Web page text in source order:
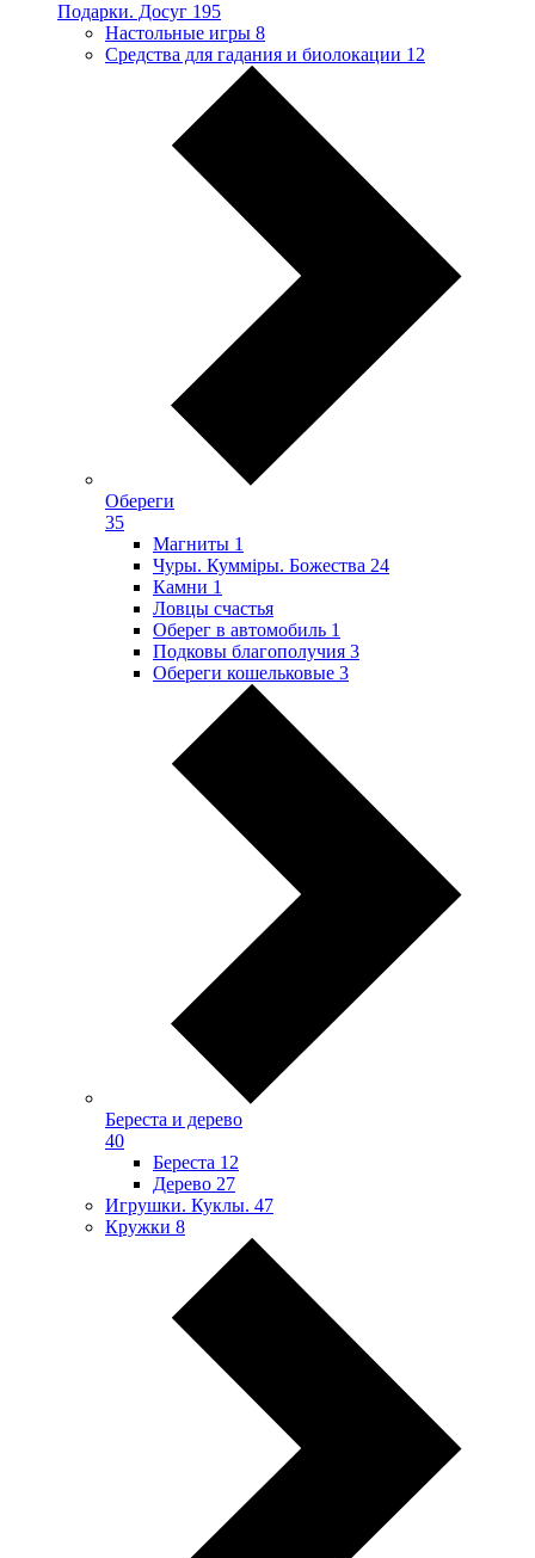
Подарки. Досуг 195
Настольные игры 8
Средства для гадания и биолокации 12
Обереги
35
Магниты 1
Чуры. Куммiры. Божества 24
Камни 1
Ловцы счастья
Оберег в автомобиль 1
Подковы благополучия 3
Обереги кошельковые 3
Береста и дерево
40
Береста 12
Дерево 27
Игрушки. Куклы. 47
Кружки 8